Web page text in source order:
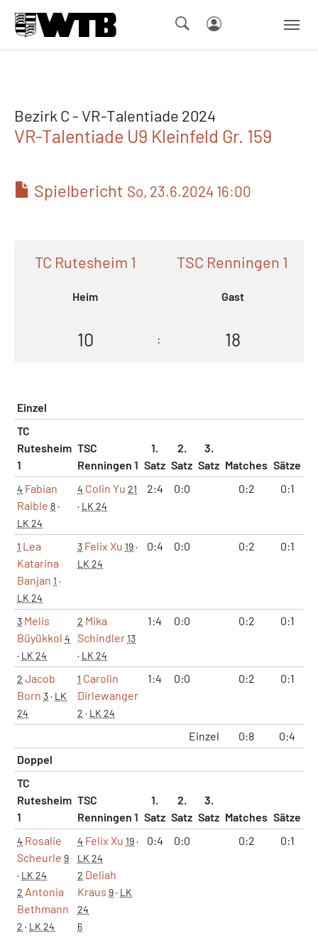
Bezirk C - VR-Talentiade 2024
VR-Talentiade U9 Kleinfeld Gr. 159
Spielbericht So, 23.6.2024 16:00
TC Rutesheim 1
Heim
TSC Renningen 1
Gast
10 : 18
Einzel
TC
Rutesheim
1
TSC
Renningen 1
1.
Satz
2.
Satz
3.
Satz Matches Sätze
4 Fabian
Raible 8·
LK 24
4 Colin Yu 21
· LK 24
2:4 0:0 0:2 0:1
1 Lea
Katarina
Banjan 1 ·
LK 24
3 Felix Xu 19·
LK 24
0:4 0:0 0:2 0:1
3 Melis
Büyükkol 4
· LK 24
2 Mika
Schindler13
· LK 24
1:4 0:0 0:2 0:1
2 Jacob
Born 3· LK
24
1 Carolin
Dirlewanger
2 · LK 24
1:4 0:0 0:2 0:1
Einzel 0:8 0:4
Doppel
TC
Rutesheim
1
TSC
Renningen 1
1.
Satz
2.
Satz
3.
Satz Matches Sätze
4 Rosalie
Scheurle 9
· LK 24
2 Antonia
Bethmann
2 · LK 24
4 Felix Xu 19·
LK 24
2 Deliah
Kraus 9· LK
24
6
0:4 0:0 0:2 0:1